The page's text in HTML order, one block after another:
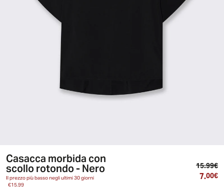
Casacca morbida con
scollo rotondo - Nero
Il prezzo più basso negli ultimi 30 giorni
€15.99
15.99€
7.00€